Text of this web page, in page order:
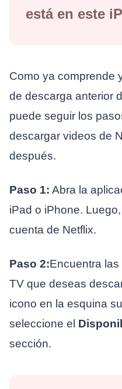
está en este
Como ya comprende
de descarga anterior
puede seguir los
descargar videos de
después.
Paso 1: Abra la
iPad o iPhone.
cuenta de Netflix.
Paso 2:Encuentra
TV que deseas
icono en la esquina
seleccione el
sección.